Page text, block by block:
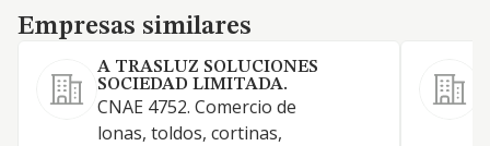
Empresas similares
Empresas similares
A TRASLUZ SOLUCIONES
SOCIEDAD LIMITADA.
CNAE 4752. Comercio de
lonas, toldos, cortinas,